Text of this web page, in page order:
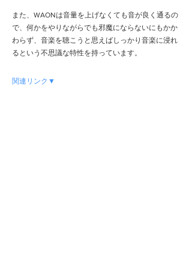
また、WAONは音量を上げなくても音が良く通るの
で、何かをやりながらでも邪魔にならないにもかか
わらず、音楽を聴こうと思えばしっかり音楽に浸れ
るという不思議な特性を持っています。
関連リンク▼